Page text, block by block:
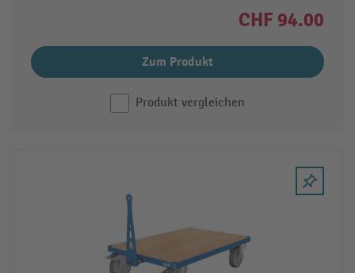
CHF 94.00
Zum Produkt
Produkt vergleichen